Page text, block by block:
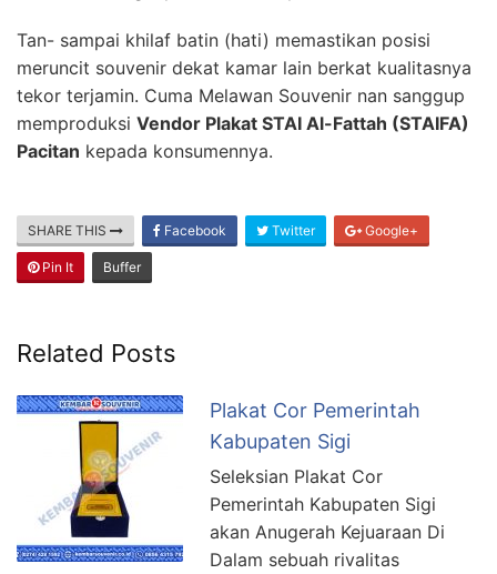
Tan- sampai khilaf batin (hati) memastikan posisi
meruncit souvenir dekat kamar lain berkat kualitasnya
tekor terjamin. Cuma Melawan Souvenir nan sanggup
memproduksi Vendor Plakat STAI Al-Fattah (STAIFA)
Pacitan kepada konsumennya.
SHARE THIS Facebook Twitter Google+
Pin It Buffer
Related Posts
Plakat Cor Pemerintah
Kabupaten Sigi
Seleksian Plakat Cor
Pemerintah Kabupaten Sigi
akan Anugerah Kejuaraan Di
Dalam sebuah rivalitas